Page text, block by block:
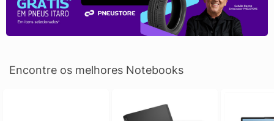
Encontre os melhores Notebooks